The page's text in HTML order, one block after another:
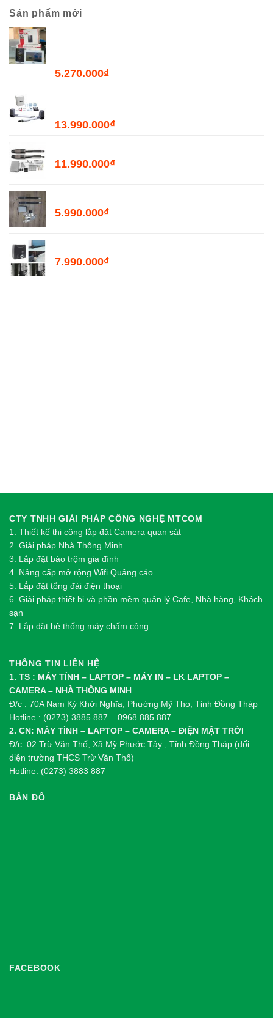
Sản phẩm mới
5.270.000₫
13.990.000₫
11.990.000₫
5.990.000₫
7.990.000₫
CTY TNHH GIẢI PHÁP CÔNG NGHỆ MTCOM
1. Thiết kế thi công lắp đặt Camera quan sát
2. Giải pháp Nhà Thông Minh
3. Lắp đặt báo trộm gia đình
4. Nâng cấp mở rộng Wifi Quảng cáo
5. Lắp đặt tổng đài điện thoại
6. Giải pháp thiết bị và phần mềm quản lý Cafe, Nhà hàng, Khách
sạn
7. Lắp đặt hệ thống máy chấm công
THÔNG TIN LIÊN HỆ
1. TS : MÁY TÍNH – LAPTOP – MÁY IN – LK LAPTOP –
CAMERA – NHÀ THÔNG MINH
Đ/c : 70A Nam Kỳ Khởi Nghĩa, Phường Mỹ Tho, Tỉnh Đồng Tháp
Hotline : (0273) 3885 887 – 0968 885 887
2. CN: MÁY TÍNH – LAPTOP – CAMERA – ĐIỆN MẶT TRỜI
Đ/c: 02 Trừ Văn Thố, Xã Mỹ Phước Tây , Tỉnh Đồng Tháp (đối
diện trường THCS Trừ Văn Thố)
Hotline: (0273) 3883 887
BẢN ĐỒ
FACEBOOK